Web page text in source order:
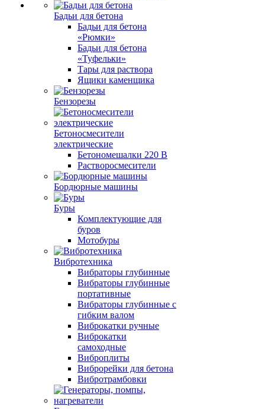
Бадьи для бетона
Бадьи для бетона
«Рюмки»
Бадьи для бетона
«Туфельки»
Тары для раствора
Ящики каменщика
Бензорезы
Бетоносмесители
электрические
Бетономешалки 220 В
Растворосмесители
Бордюрные машины
Буры
Комплектующие для
буров
Мотобуры
Вибротехника
Вибраторы глубинные
Вибраторы глубинные
портативные
Вибраторы глубинные с
гибким валом
Виброкатки ручные
Виброкатки
самоходные
Виброплиты
Виброрейки для бетона
Вибротрамбовки